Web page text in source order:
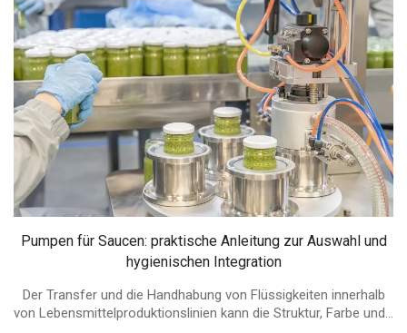
Pumpen für Saucen: praktische Anleitung zur Auswahl und
hygienischen Integration
Der Transfer und die Handhabung von Flüssigkeiten innerhalb
von Lebensmittelproduktionslinien kann die Struktur, Farbe und...